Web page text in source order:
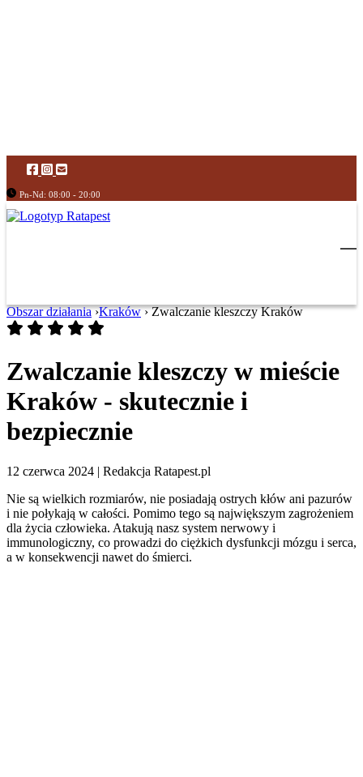
Pn-Nd: 08:00 - 20:00
Obszar działania ›Kraków › Zwalczanie kleszczy Kraków
Zwalczanie kleszczy w mieście
Kraków - skutecznie i
bezpiecznie
12 czerwca 2024 | Redakcja Ratapest.pl
Nie są wielkich rozmiarów, nie posiadają ostrych kłów ani pazurów
i nie połykają w całości. Pomimo tego są największym zagrożeniem
dla życia człowieka. Atakują nasz system nerwowy i
immunologiczny, co prowadzi do ciężkich dysfunkcji mózgu i serca,
a w konsekwencji nawet do śmierci.